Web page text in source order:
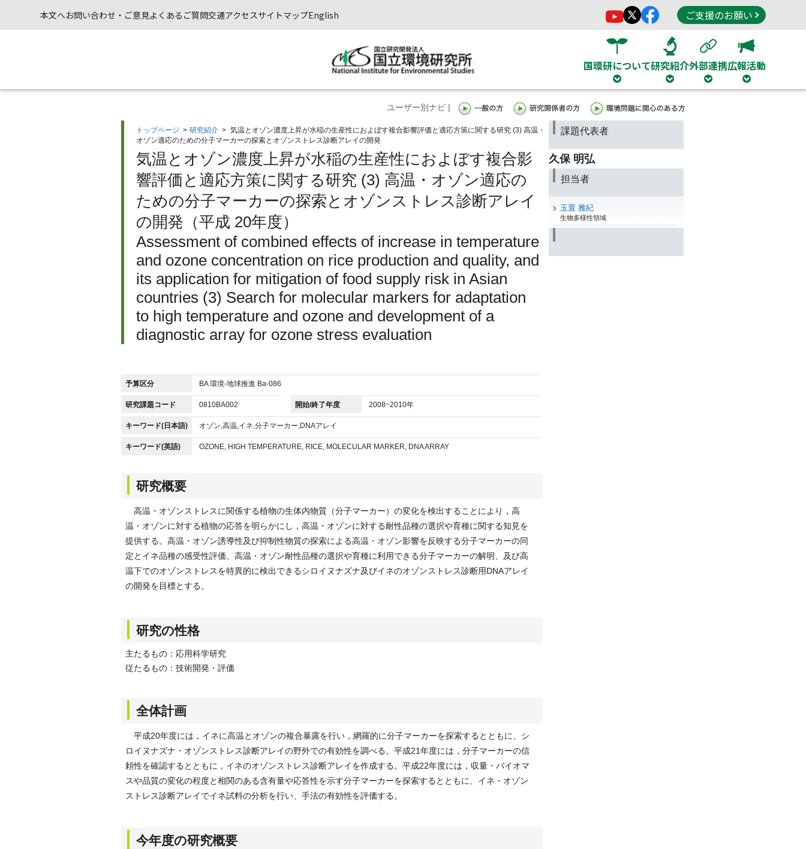
本文へお問い合わせ・ご意見よくあるご質問交通アクセスサイトマップEnglish ご支援のお願い
国環研について研究紹介外部連携広報活動
ユーザー別ナビ |
トップページ > 研究紹介 > 気温とオゾン濃度上昇が水稲の生産性におよぼす複合影響評価と適応方策に関する研究 (3) 高温・
オゾン適応のための分子マーカーの探索とオゾンストレス診断アレイの開発
気温とオゾン濃度上昇が水稲の生産性におよぼす複合影
響評価と適応方策に関する研究 (3) 高温・オゾン適応の
ための分子マーカーの探索とオゾンストレス診断アレイ
の開発（平成 20年度）
Assessment of combined effects of increase in temperature
and ozone concentration on rice production and quality, and
its application for mitigation of food supply risk in Asian
countries (3) Search for molecular markers for adaptation
to high temperature and ozone and development of a
diagnostic array for ozone stress evaluation
予算区分 BA 環境-地球推進 Ba-086
研究課題コード 0810BA002 開始/終了年度 2008~2010年
キーワード(日本語) オゾン,高温,イネ,分子マーカー,DNAアレイ
キーワード(英語) OZONE, HIGH TEMPERATURE, RICE, MOLECULAR MARKER, DNA ARRAY
研究概要
高温・オゾンストレスに関係する植物の生体内物質（分子マーカー）の変化を検出することにより，高
温・オゾンに対する植物の応答を明らかにし，高温・オゾンに対する耐性品種の選択や育種に関する知見を
提供する。高温・オゾン誘導性及び抑制性物質の探索による高温・オゾン影響を反映する分子マーカーの同
定とイネ品種の感受性評価、高温・オゾン耐性品種の選択や育種に利用できる分子マーカーの解明、及び高
温下でのオゾンストレスを特異的に検出できるシロイヌナズナ及びイネのオゾンストレス診断用DNAアレイ
の開発を目標とする。
研究の性格
主たるもの：応用科学研究
従たるもの：技術開発・評価
全体計画
平成20年度には，イネに高温とオゾンの複合暴露を行い，網羅的に分子マーカーを探索するとともに、シ
ロイヌナズナ・オゾンストレス診断アレイの野外での有効性を調べる。平成21年度には，分子マーカーの信
頼性を確認するとともに，イネのオゾンストレス診断アレイを作成する。平成22年度には，収量・バイオマ
スや品質の変化の程度と相関のある含有量や応答性を示す分子マーカーを探索するとともに、イネ・オゾン
ストレス診断アレイでイネ試料の分析を行い、手法の有効性を評価する。
今年度の研究概要
課題代表者
久保 明弘
担当者
玉置 雅紀
生物多様性領域